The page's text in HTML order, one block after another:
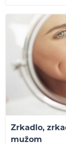
Zrkadlo,
mužom